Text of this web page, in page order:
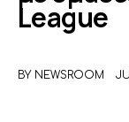
League
BY NEWSROOM